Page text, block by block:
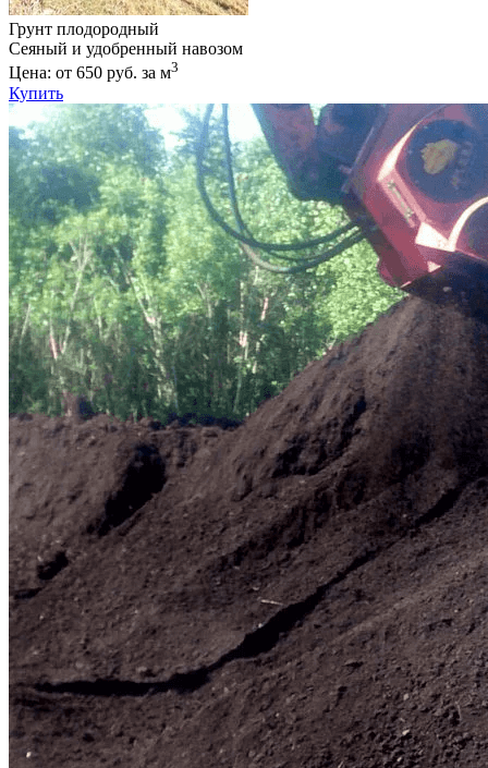
Грунт плодородный
Сеяный и удобренный навозом
Цена: от 650 руб. за м3
Купить